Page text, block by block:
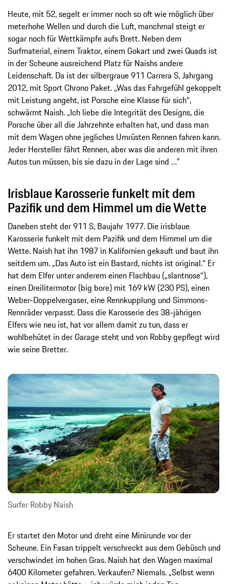
Heute, mit 52, segelt er immer noch so oft wie möglich über
meterhohe Wellen und durch die Luft, manchmal steigt er
sogar noch für Wettkämpfe aufs Brett. Neben dem
Surfmaterial, einem Traktor, einem Gokart und zwei Quads ist
in der Scheune ausreichend Platz für Naishs andere
Leidenschaft. Da ist der silbergraue 911 Carrera S, Jahrgang
2012, mit Sport Chrono Paket. „Was das Fahrgefühl gekoppelt
mit Leistung angeht, ist Porsche eine Klasse für sich“,
schwärmt Naish. „Ich liebe die Integrität des Designs, die
Porsche über all die Jahrzehnte erhalten hat, und dass man
mit dem Wagen ohne jegliches Umrüsten Rennen fahren kann.
Jeder Hersteller fährt Rennen, aber was die anderen mit ihren
Autos tun müssen, bis sie dazu in der Lage sind …"
Irisblaue Karosserie funkelt mit dem
Pazifik und dem Himmel um die Wette
Daneben steht der 911 S, Baujahr 1977. Die irisblaue
Karosserie funkelt mit dem Pazifik und dem Himmel um die
Wette. Naish hat ihn 1987 in Kalifornien gekauft und baut ihn
seitdem um. „Das Auto ist ein Bastard, nichts ist original.“ Er
hat dem Elfer unter anderem einen Flachbau („slantnose“),
einen Dreilitermotor (big bore) mit 169 kW (230 PS), einen
Weber-Doppelvergaser, eine Rennkupplung und Simmons-
Rennräder verpasst. Dass die Karosserie des 38-jährigen
Elfers wie neu ist, hat vor allem damit zu tun, dass er
wohlbehütet in der Garage steht und von Robby gepflegt wird
wie seine Bretter.
Surfer Robby Naish
Er startet den Motor und dreht eine Minirunde vor der
Scheune. Ein Fasan trippelt verschreckt aus dem Gebüsch und
verschwindet im hohen Gras. Naish hat den Wagen maximal
6400 Kilometer gefahren. Verkaufen? Niemals. „Selbst wenn